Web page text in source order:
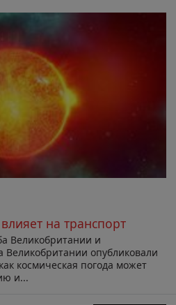
на транспорт
Великобритании и
Великобритании опубликовали
космическая погода может
и...